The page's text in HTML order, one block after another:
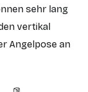
sehr lang
vertikal
Angelpose an